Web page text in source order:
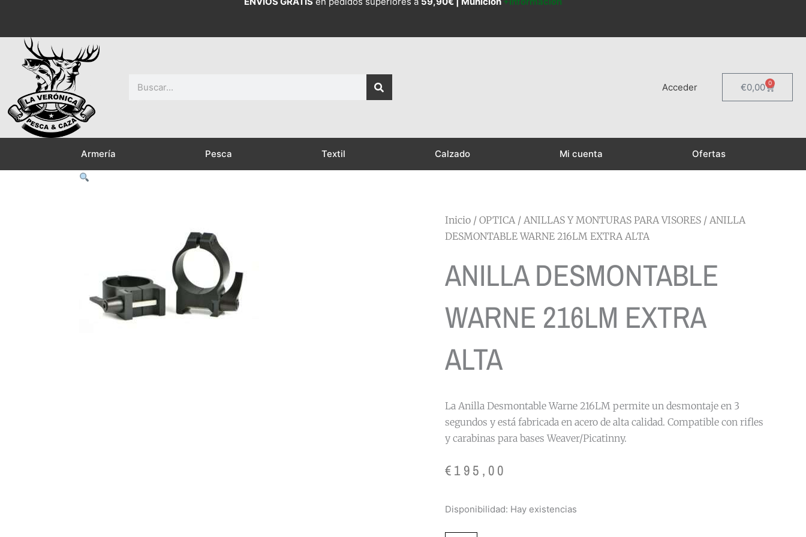
Acceder €0,00 0
Carrito
Armería Pesca Textil Calzado Mi cuenta Ofertas
Inicio / OPTICA/ ANILLAS Y MONTURAS PARA VISORES / ANILLA
DESMONTABLE WARNE 216LM EXTRA ALTA
ANILLA DESMONTABLE
WARNE 216LM EXTRA
ALTA
La Anilla Desmontable Warne 216LM permite un desmontaje en 3
segundos y está fabricada en acero de alta calidad. Compatible con rifles
y carabinas para bases Weaver/Picatinny.
€195,00
Disponibilidad: Hay existencias
ANILLA